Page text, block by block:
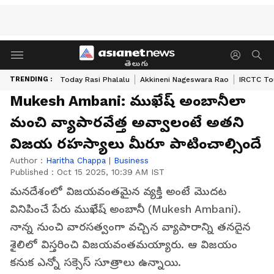
తెలుగు
TRENDING : Today Rasi Phalalu Akkineni Nageswara Rao IRCTC
Mukesh Ambani: ముఖేష్ అంబానీలా
మంచి వ్యాపారవేత్త అవ్వాలంటే అతని
విజయ రహస్యాలు మీరూ పాటించాల్సిందే
Author : Haritha Chappa | Business
Published : Oct 15 2025, 10:39 AM IST
మనదేశంలో విజయవంతమైన వ్యక్తి అంటే మొదట
వినిపించే పేరు ముఖేష్ అంబానీ (Mukesh Ambani).
నాన్న నుంచి వారసత్వంగా వచ్చిన వ్యాపారాన్ని తనదైన
శైలిలో విస్తరించి విజయవంతమయ్యారు. ఆ విజయం
కనుక ఎన్నో సక్సెస్ సూత్రాలు ఉన్నాయి.